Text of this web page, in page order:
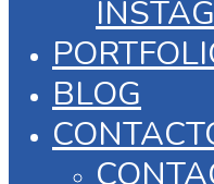
BLOG